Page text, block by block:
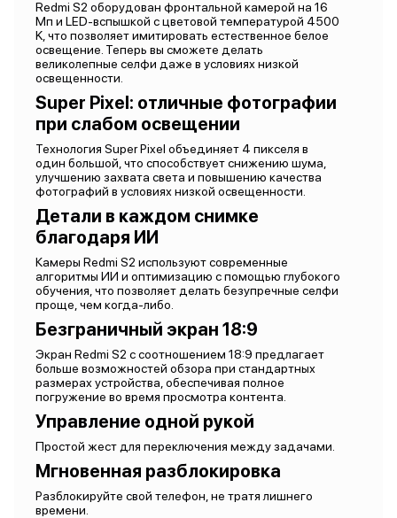
Redmi S2 оборудован фронтальной камерой на 16
Мп и LED-вспышкой с цветовой температурой 4500
K, что позволяет имитировать естественное белое
освещение. Теперь вы сможете делать
великолепные селфи даже в условиях низкой
освещенности.
Super Pixel: отличные фотографии
при слабом освещении
Технология Super Pixel объединяет 4 пикселя в
один большой, что способствует снижению шума,
улучшению захвата света и повышению качества
фотографий в условиях низкой освещенности.
Детали в каждом снимке
благодаря ИИ
Камеры Redmi S2 используют современные
алгоритмы ИИ и оптимизацию с помощью глубокого
обучения, что позволяет делать безупречные селфи
проще, чем когда-либо.
Безграничный экран 18:9
Экран Redmi S2 с соотношением 18:9 предлагает
больше возможностей обзора при стандартных
размерах устройства, обеспечивая полное
погружение во время просмотра контента.
Управление одной рукой
Простой жест для переключения между задачами.
Мгновенная разблокировка
Разблокируйте свой телефон, не тратя лишнего
времени.